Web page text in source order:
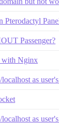
Pterodactyl
Passenger?
with Nginx
as
as